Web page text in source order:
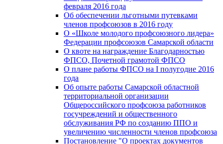
февраля 2016 года
Об обеспечении льготными путевками
членов профсоюзов в 2016 году
О «Школе молодого профсоюзного лидера»
Федерации профсоюзов Самарской области
О квоте на награждение Благодарностью
ФПСО, Почетной грамотой ФПСО
О плане работы ФПСО на I полугодие 2016
года
Об опыте работы Самарской областной
территориальной организации
Общероссийского профсоюза работников
госучреждений и общественного
обслуживания РФ по созданию ППО и
увеличению численности членов профсоюза
Постановление "О проектах документов